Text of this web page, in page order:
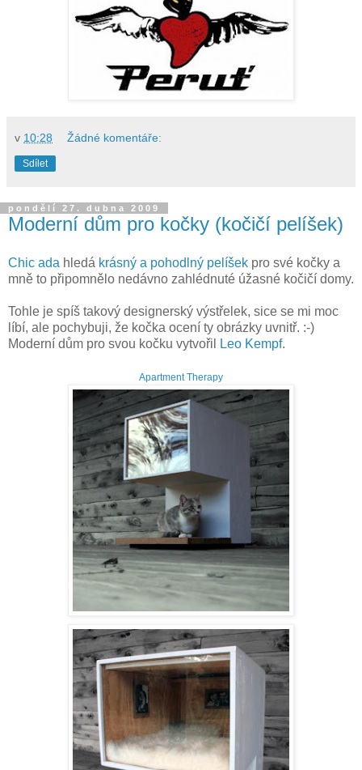
v 10:28 Žádné komentáře:
Sdílet
pondělí 27. dubna 2009
Moderní dům pro kočky (kočičí pelíšek)
Chic ada hledá krásný a pohodlný pelíšek pro své kočky a
mně to připomnělo nedávno zahlédnuté úžasné kočičí domy.
Tohle je spíš takový designerský výstřelek, sice se mi moc
líbí, ale pochybuji, že kočka ocení ty obrázky uvnitř. :-)
Moderní dům pro svou kočku vytvořil
Leo Kempf.
Apartment Therapy